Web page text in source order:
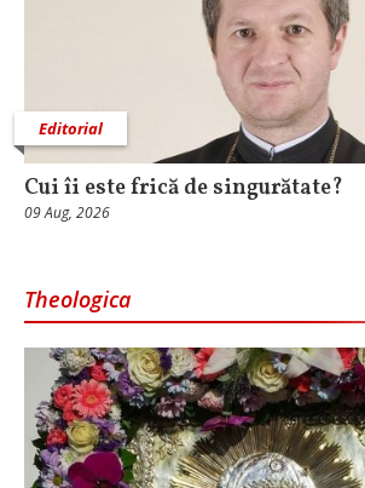
Editorial
Cui îi este frică de singurătate?
09 Aug, 2026
Theologica